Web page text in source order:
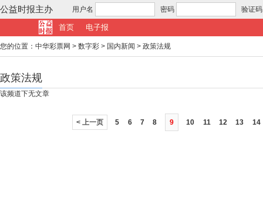
公益时报主办 用户名 密码 验证码
首页 电子报
您的位置： 中华彩票网 > 数字彩 > 国内新闻 > 政策法规
政策法规
该频道下无文章
< 上一页 5 6 7 8 9 10 11 12 13 14